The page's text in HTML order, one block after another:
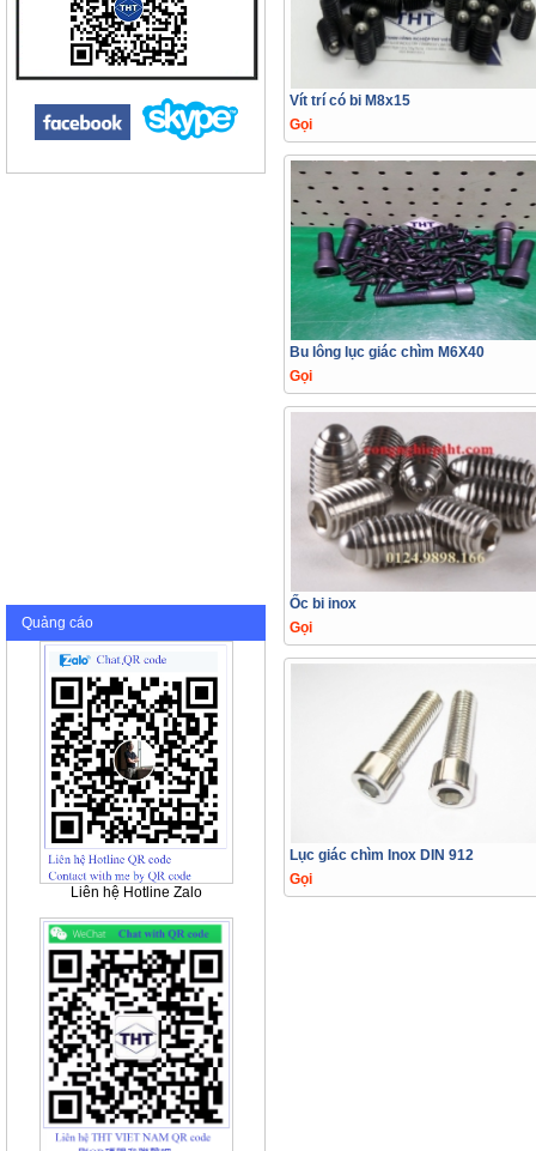
Quảng cáo
Liên hệ Hotline Zalo
Vít trí có bi M8x15
Gọi
Bu lông lục giác chìm M6X40
Gọi
Ốc bi inox
Gọi
Lục giác chìm Inox DIN 912
Gọi